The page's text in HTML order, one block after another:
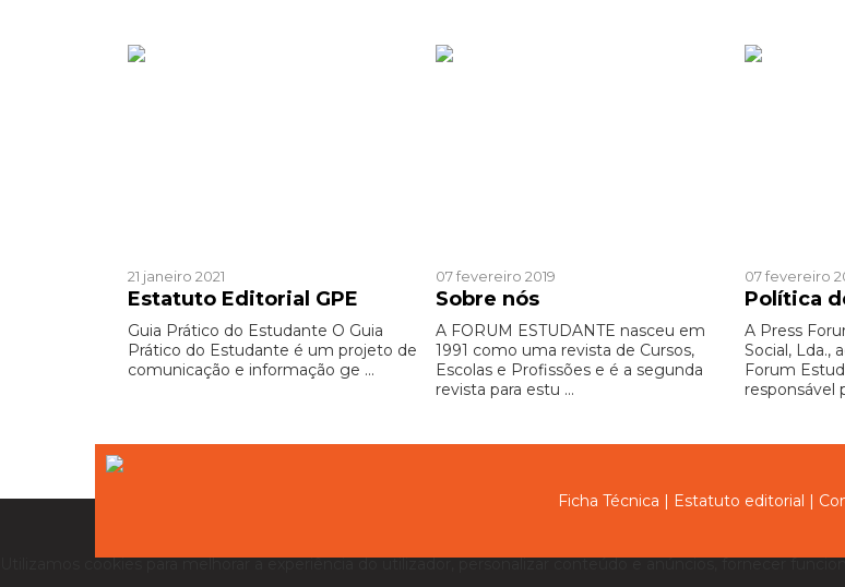
21 janeiro 2021
Estatuto Editorial GPE
Guia Prático do Estudante O Guia
Prático do Estudante é um projeto de
comunicação e informação ge ...
07 fevereiro 2019
Sobre nós
A FORUM ESTUDANTE nasceu em
1991 como uma revista de Cursos,
Escolas e Profissões e é a segunda
revista para estu ...
07 fevereiro
Política
A Press
Social, Lda.,
Forum
responsável
Ficha Técnica | Estatuto editorial |
Utilizamos cookies para melhorar a experiência do utilizador, personalizar conteúdo e anúncios, fornecer